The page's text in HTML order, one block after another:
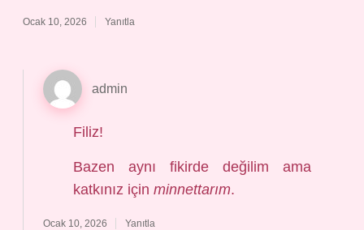
Ocak 10, 2026 Yanıtla
admin
Filiz!
Bazen aynı fikirde değilim ama
katkınız için minnettarım.
Ocak 10, 2026 Yanıtla